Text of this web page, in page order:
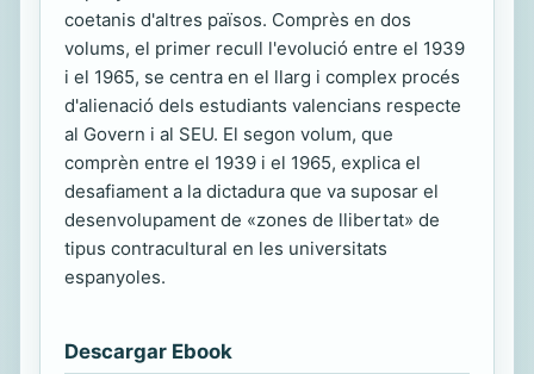
coetanis d'altres països. Comprès en dos
volums, el primer recull l'evolució entre el 1939
i el 1965, se centra en el llarg i complex procés
d'alienació dels estudiants valencians respecte
al Govern i al SEU. El segon volum, que
comprèn entre el 1939 i el 1965, explica el
desafiament a la dictadura que va suposar el
desenvolupament de «zones de llibertat» de
tipus contracultural en les universitats
espanyoles.
Descargar Ebook